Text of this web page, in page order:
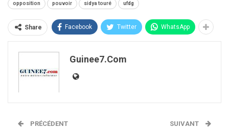
opposition pouvoir sidya touré ufdg
Share Facebook Twitter WhatsApp
Guinee7.com
PRÉCÉDENT SUIVANT